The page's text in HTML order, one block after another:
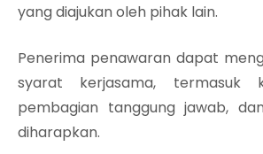
yang diajukan oleh pihak lain.
Penerima penawaran dapat
syarat kerjasama, termasuk
pembagian tanggung jawab,
diharapkan.